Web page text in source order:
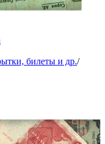
билеты и др./